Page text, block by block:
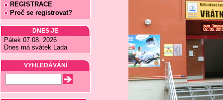
REGISTRACE
Proč se registrovat?
DNES JE
Pátek 07.08. 2026
Dnes má svátek Lada
VYHLEDÁVÁNÍ